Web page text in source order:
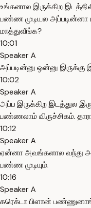
உங்கனால இருக்கிற
பண்ண முடியல அப்படின்னா
மாத்துவீங்க?
10:01
Speaker A
அப்படின்னு ஒன்னு
10:02
Speaker A
அப்ப இருக்கிற இடத்துல
பண்ணலாம் விருச்சிகம்.
10:12
Speaker A
ஏன்னா அவங்களால வந்து
பண்ண முடியும்.
10:16
Speaker A
கரெக்டா பிளான்